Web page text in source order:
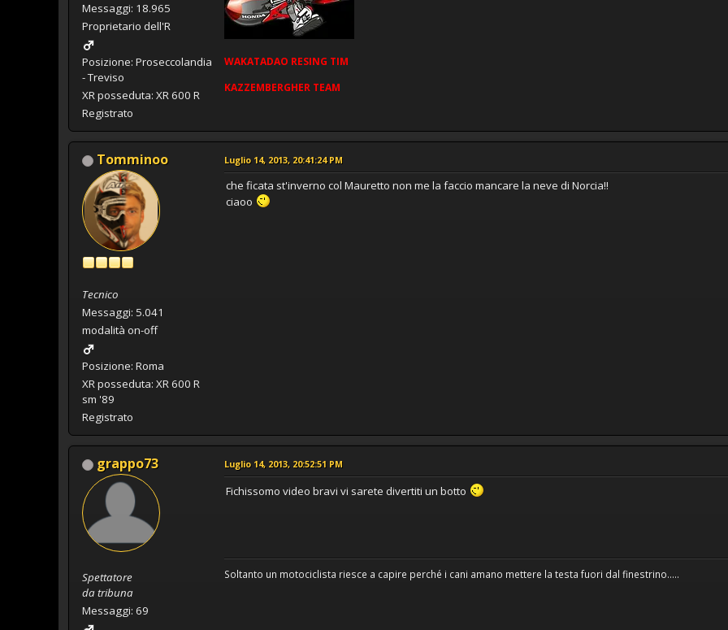
Messaggi: 18.965
Proprietario dell'R
Posizione: Proseccolandia
- Treviso
XR posseduta: XR 600 R
Registrato
WAKATADAO RESING TIM
KAZZEMBERGHER TEAM
Tomminoo
Tecnico
Messaggi: 5.041
modalità on-off
Posizione: Roma
XR posseduta: XR 600 R
sm '89
Registrato
Luglio 14, 2013, 20:41:24 PM
che ficata st'inverno col Mauretto non me la faccio mancare la neve di Norcia!!
ciaoo
grappo73
Spettatore
da tribuna
Messaggi: 69
Luglio 14, 2013, 20:52:51 PM
Fichissomo video bravi vi sarete divertiti un botto
Soltanto un motociclista riesce a capire perché i cani amano mettere la testa fuori dal finestrino.....